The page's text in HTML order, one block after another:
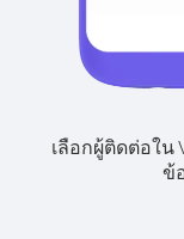
เลือกผู้ติดต่อใน
ข้